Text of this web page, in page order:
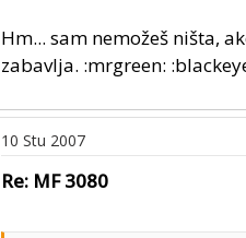
Hm... sam nemožeš ništa,
zabavlja. :mrgreen:
10 Stu 2007
Re: MF 3080